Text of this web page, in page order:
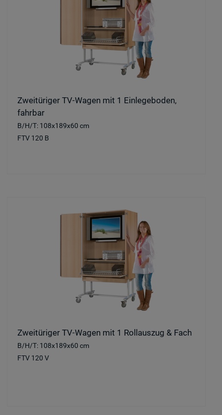
Zweitüriger TV-Wagen mit 1 Einlegeboden,
fahrbar
B/H/T: 108x189x60 cm
FTV 120 B
Zweitüriger TV-Wagen mit 1 Rollauszug & Fach
B/H/T: 108x189x60 cm
FTV 120 V